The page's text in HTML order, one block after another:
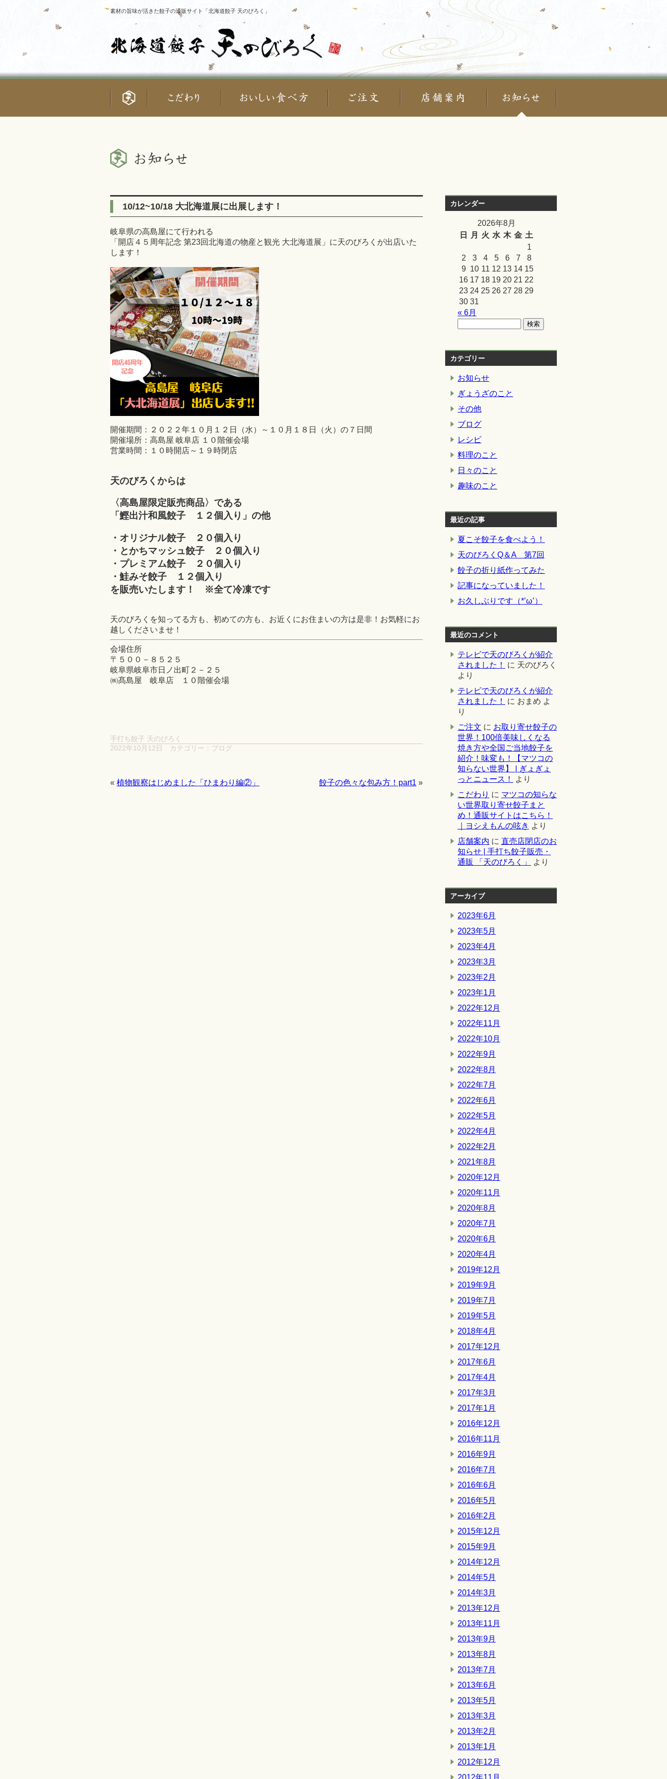
素材の旨味が活きた餃子の通販サイト「北海道餃子 天のびろく」
10/12~10/18 大北海道展に出展します！
岐阜県の高島屋にて行われる
「開店４５周年記念 第23回北海道の物産と観光 大北海道展」に天のびろくが出店いた
します！
開催期間：２０２２年１０月１２日（水）～１０月１８日（火）の７日間
開催場所：高島屋 岐阜店 １０階催会場
営業時間：１０時開店～１９時閉店
天のびろくからは
〈高島屋限定販売商品〉である
「鰹出汁和風餃子 １２個入り」の他
・オリジナル餃子 ２０個入り
・とかちマッシュ餃子 ２０個入り
・プレミアム餃子 ２０個入り
・鮭みそ餃子 １２個入り
を販売いたします！ ※全て冷凍です
天のびろくを知ってる方も、初めての方も、お近くにお住まいの方は是非！お気軽にお
越しくださいませ！
会場住所
〒５００－８５２５
岐阜県岐阜市日ノ出町２－２５
㈱髙島屋 岐阜店 １０階催会場
手打ち餃子 天のびろく
2022年10月12日
カテゴリー： ブログ
« 植物観察はじめました「ひまわり編②」 餃子の色々な包み方！part1 »
カレンダー
2026年8月
日
月 火 水 木 金 土
1
2
3 4 5 6 7
8
9 10 11 12 13 14 15
16 17 18 19 20 21 22
23 24 25 26 27 28 29
30 31
« 6月
カテゴリー
お知らせ
ぎょうざのこと
その他
ブログ
レシピ
料理のこと
日々のこと
趣味のこと
最近の記事
夏こそ餃子を食べよう！
天のびろくQ＆A 第7回
餃子の折り紙作ってみた
記事になっていました！
お久しぶりです（*’ω’）
最近のコメント
テレビで天のびろくが紹介
されました！
に 天のびろく
より
テレビで天のびろくが紹介
されました！
に おまめ よ
り
ご注文 に お取り寄せ餃子の
世界！100倍美味しくなる
焼き方や全国ご当地餃子を
紹介！味変も！【マツコの
知らない世界】 | ぎょぎょ
っとニュース！
より
こだわり に マツコの知らな
い世界取り寄せ餃子まと
め！通販サイトはこちら！
｜ヨシえもんの呟き より
店舗案内 に 直売店閉店のお
知らせ | 手打ち餃子販売・
通販 「天のびろく」
より
アーカイブ
2023年6月
2023年5月
2023年4月
2023年3月
2023年2月
2023年1月
2022年12月
2022年11月
2022年10月
2022年9月
2022年8月
2022年7月
2022年6月
2022年5月
2022年4月
2022年2月
2021年8月
2020年12月
2020年11月
2020年8月
2020年7月
2020年6月
2020年4月
2019年12月
2019年9月
2019年7月
2019年5月
2018年4月
2017年12月
2017年6月
2017年4月
2017年3月
2017年1月
2016年12月
2016年11月
2016年9月
2016年7月
2016年6月
2016年5月
2016年2月
2015年12月
2015年9月
2014年12月
2014年5月
2014年3月
2013年12月
2013年11月
2013年9月
2013年8月
2013年7月
2013年6月
2013年5月
2013年3月
2013年2月
2013年1月
2012年12月
2012年11月